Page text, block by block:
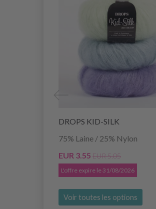
DROPS KID-SILK
75% Laine / 25% Nylon
EUR 3.55 EUR 5.05
L'offre expire le 31/08/2026
Voir toutes les options